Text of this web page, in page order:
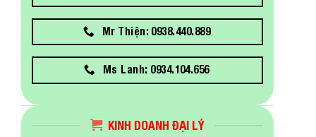
Mr Thiện: 0938.440.889
Ms Lanh: 0934.104.656
KINH DOANH ĐẠI LÝ